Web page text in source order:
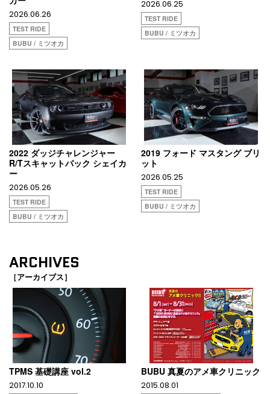
2026.06.26
TEST RIDE
BUBU / ミツオカ
2026.06.25
TEST RIDE
BUBU / ミツオカ
2022 ダッジチャレンジャー
R/Tスキャットパック シェイカ
ー
2026.05.26
TEST RIDE
BUBU / ミツオカ
2019 フォード マスタング ブリ
ット
2026.05.25
TEST RIDE
BUBU / ミツオカ
ARCHIVES
［アーカイブス］
TPMS 基礎講座 vol.2
2017.10.10
BUBU 真夏のアメ車クリニック
2015.08.01